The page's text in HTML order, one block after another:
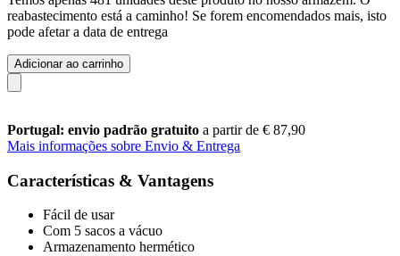
reabastecimento está a caminho! Se forem encomendados mais, isto
pode afetar a data de entrega
Adicionar ao carrinho
Portugal: envio padrão gratuito a partir de € 87,90
Mais informações sobre Envio & Entrega
Características & Vantagens
Fácil de usar
Com 5 sacos a vácuo
Armazenamento hermético